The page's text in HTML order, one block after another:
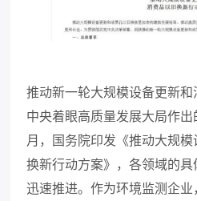
推动新一轮大规模设备更新
中央着眼高质量发展大局作
月，国务院印发《推动大规
换新行动方案》，各领域的
迅速推进。作为环境监测企业